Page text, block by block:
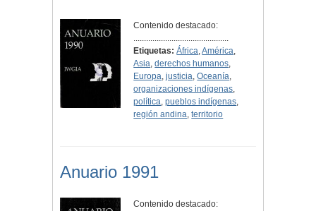
Contenido destacado:
.............................................
Etiquetas: África,América,
Asia,derechos humanos,
Europa,justicia,Oceanía,
organizaciones indígenas,
política,pueblos indígenas,
región andina,territorio
Anuario 1991
Contenido destacado: